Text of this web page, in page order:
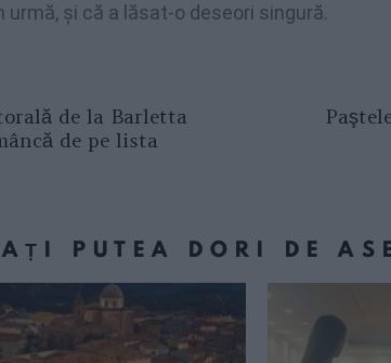
urmă, şi că a lăsat-o deseori singură.
de la Barletta
de pe lista
AȚI PUTEA DORI DE